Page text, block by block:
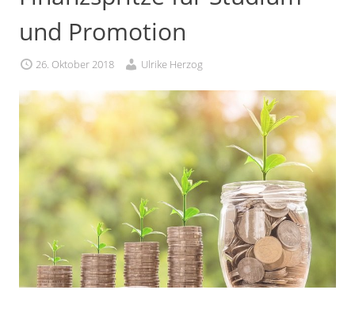
und Promotion
26. Oktober 2018 Ulrike Herzog